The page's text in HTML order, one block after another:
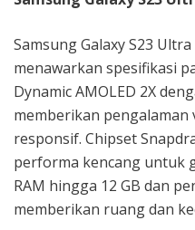
Samsung Galaxy S23
menawarkan spesifikasi
Dynamic AMOLED 2X
memberikan pengalaman
responsif. Chipset
performa kencang untuk
RAM hingga 12 GB dan
memberikan ruang dan